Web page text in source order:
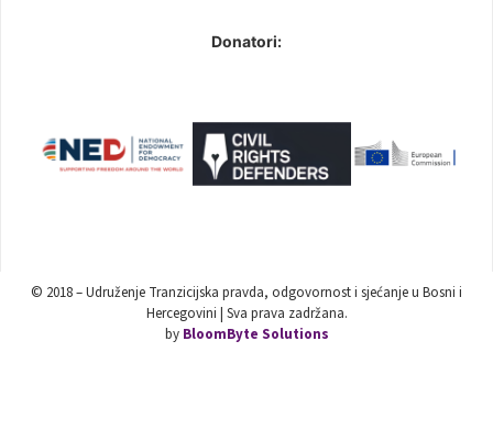
Donatori:
© 2018 – Udruženje Tranzicijska pravda, odgovornost i sjećanje u Bosni i
Hercegovini | Sva prava zadržana.
by BloomByte Solutions